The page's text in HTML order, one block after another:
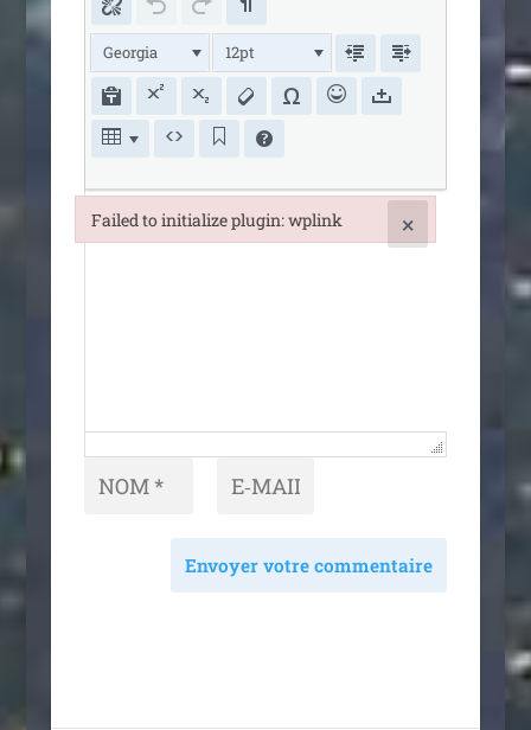
Georgia 12pt
Envoyer votre commentaire
Failed to initialize plugin: wplink ×
Failed to initialize plugin: wplink